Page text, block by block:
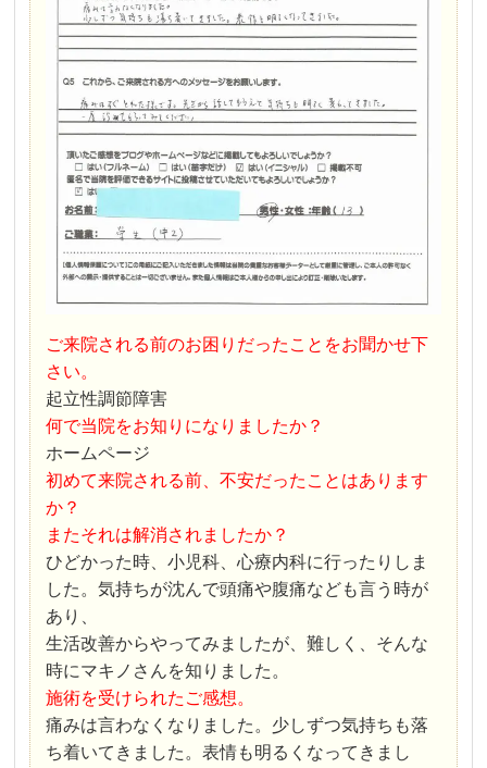
ご来院される前のお困りだったことをお聞かせ下
さい。
起立性調節障害
何で当院をお知りになりましたか？
ホームページ
初めて来院される前、不安だったことはあります
か？
またそれは解消されましたか？
ひどかった時、小児科、心療内科に行ったりしま
した。気持ちが沈んで頭痛や腹痛なども言う時が
あり、
生活改善からやってみましたが、難しく、そんな
時にマキノさんを知りました。
施術を受けられたご感想。
痛みは言わなくなりました。少しずつ気持ちも落
ち着いてきました。表情も明るくなってきまし